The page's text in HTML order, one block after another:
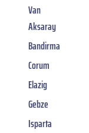
Van
Aksaray
Bandirma
Corum
Elazig
Gebze
Isparta